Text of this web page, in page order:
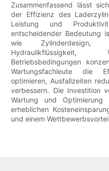
Zusammenfassend lässt
der Effizienz des
Leistung und
entscheidender Bedeutung
wie
Hydraulikflüssigkeit,
Betriebsbedingungen
Wartungsfachleute die
optimieren, Ausfallzeiten
verbessern. Die Investition
Wartung und
erheblichen
und einem